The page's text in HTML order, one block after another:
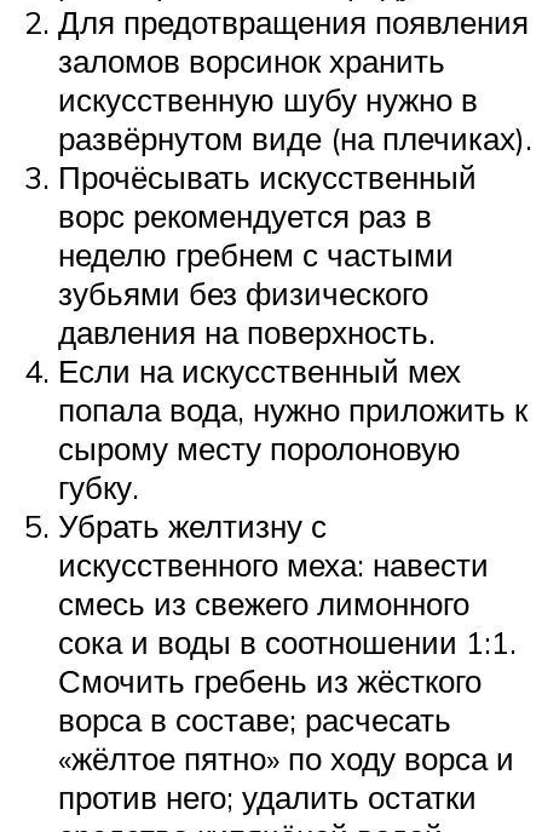
Для предотвращения появления
заломов ворсинок хранить
искусственную шубу нужно в
развёрнутом виде (на плечиках).
Прочёсывать искусственный
ворс рекомендуется раз в
неделю гребнем с частыми
зубьями без физического
давления на поверхность.
Если на искусственный мех
попала вода, нужно приложить к
сырому месту поролоновую
губку.
Убрать желтизну с
искусственного меха: навести
смесь из свежего лимонного
сока и воды в соотношении 1:1.
Смочить гребень из жёсткого
ворса в составе; расчесать
«жёлтое пятно» по ходу ворса и
против него; удалить остатки